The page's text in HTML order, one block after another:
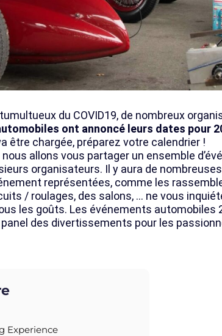
du COVID19, de nombreux
ont annoncé leurs dates pour
être chargée, préparez votre calendrier !
allons vous partager un ensemble
organisateurs. Il y aura de nombreuses
représentées, comme les
/ roulages, des salons, … ne vous
les goûts. Les événements automobiles
des divertissements pour les
Experience